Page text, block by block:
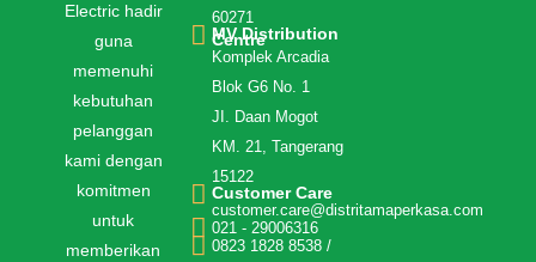
Electric hadir
guna
memenuhi
kebutuhan
pelanggan
kami dengan
komitmen
untuk
memberikan
60271
MV Distribution
Centre
Komplek Arcadia
Blok G6 No. 1
JI. Daan Mogot
KM. 21, Tangerang
15122
Customer Care
customer.care@distritamaperkasa.com
021 - 29006316
0823 1828 8538 /